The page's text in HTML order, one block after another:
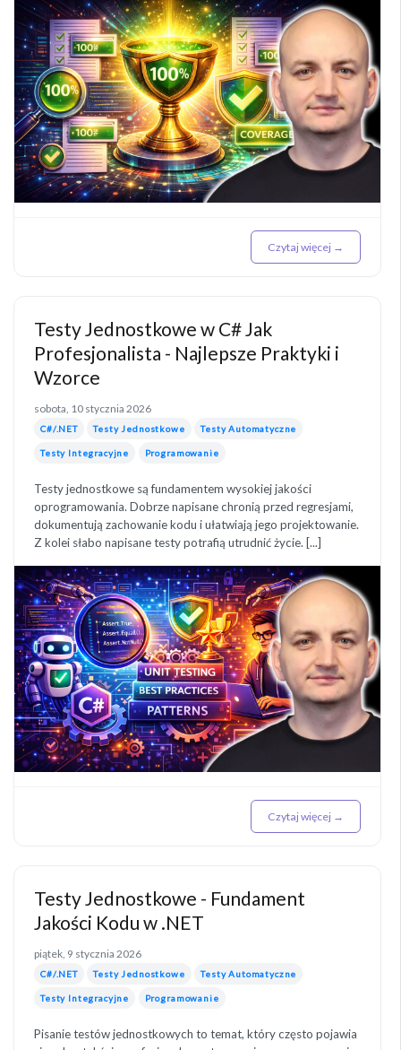
Czytaj więcej →
Testy Jednostkowe w C# Jak
Profesjonalista - Najlepsze Praktyki i
Wzorce
sobota, 10 stycznia 2026
C#/.NET Testy Jednostkowe Testy Automatyczne
Testy Integracyjne Programowanie
Testy jednostkowe są fundamentem wysokiej jakości
oprogramowania. Dobrze napisane chronią przed regresjami,
dokumentują zachowanie kodu i ułatwiają jego projektowanie.
Z kolei słabo napisane testy potrafią utrudnić życie. [...]
Czytaj więcej →
Testy Jednostkowe - Fundament
Jakości Kodu w .NET
piątek, 9 stycznia 2026
C#/.NET Testy Jednostkowe Testy Automatyczne
Testy Integracyjne Programowanie
Pisanie testów jednostkowych to temat, który często pojawia